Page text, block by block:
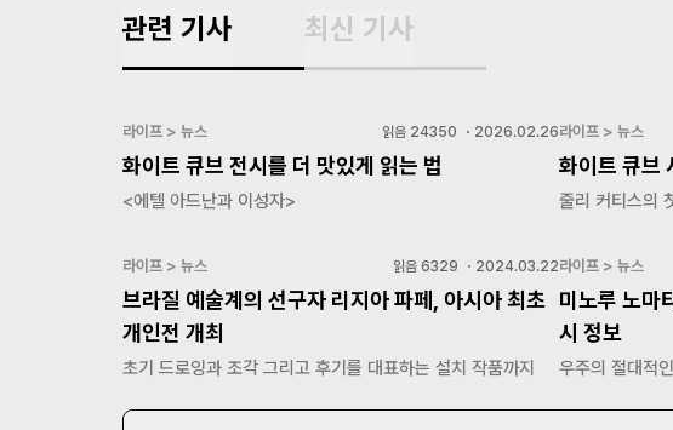
관련 기사 최신 기사
라이프 > 뉴스 읽음 24350 ・ 2026.02.26
화이트 큐브 전시를 더 맛있게 읽는 법
<에텔 아드난과 이성자>
라이프 > 뉴스
화이트 큐브
줄리 커티스의
라이프 > 뉴스 읽음 6329 ・ 2024.03.22
브라질 예술계의 선구자 리지아 파페, 아시아 최초
개인전 개최
초기 드로잉과 조각 그리고 후기를 대표하는 설치 작품까지
라이프 > 뉴스
미노루 노마
시 정보
우주의 절대적